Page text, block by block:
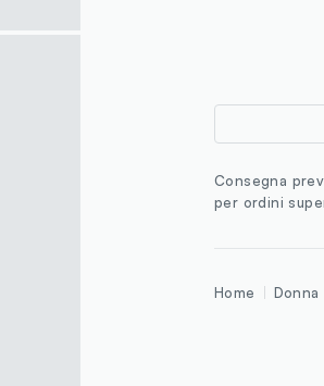
Consegna
per ordini
Home Donna